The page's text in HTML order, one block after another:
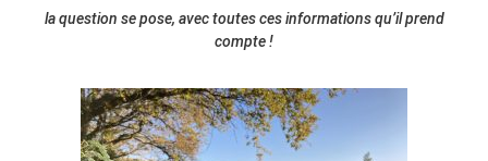
la question se pose, avec toutes ces informations qu’il prend
compte !